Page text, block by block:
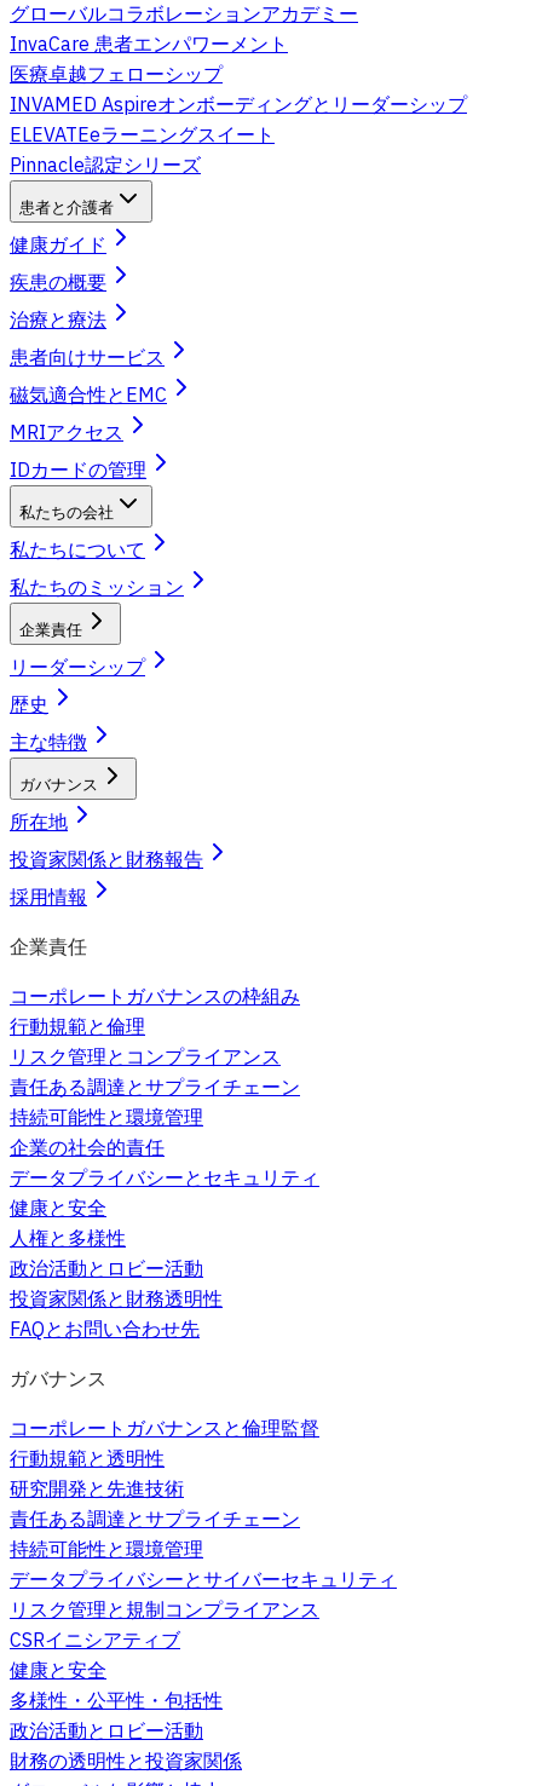
グローバルコラボレーションアカデミー
InvaCare 患者エンパワーメント
医療卓越フェローシップ
INVAMED Aspireオンボーディングとリーダーシップ
ELEVATEeラーニングスイート
Pinnacle認定シリーズ
患者と介護者
健康ガイド
疾患の概要
治療と療法
患者向けサービス
磁気適合性とEMC
MRIアクセス
IDカードの管理
私たちの会社
私たちについて
私たちのミッション
企業責任
リーダーシップ
歴史
主な特徴
ガバナンス
所在地
投資家関係と財務報告
採用情報
企業責任
コーポレートガバナンスの枠組み
行動規範と倫理
リスク管理とコンプライアンス
責任ある調達とサプライチェーン
持続可能性と環境管理
企業の社会的責任
データプライバシーとセキュリティ
健康と安全
人権と多様性
政治活動とロビー活動
投資家関係と財務透明性
FAQとお問い合わせ先
ガバナンス
コーポレートガバナンスと倫理監督
行動規範と透明性
研究開発と先進技術
責任ある調達とサプライチェーン
持続可能性と環境管理
データプライバシーとサイバーセキュリティ
リスク管理と規制コンプライアンス
CSRイニシアティブ
健康と安全
多様性・公平性・包括性
政治活動とロビー活動
財務の透明性と投資家関係